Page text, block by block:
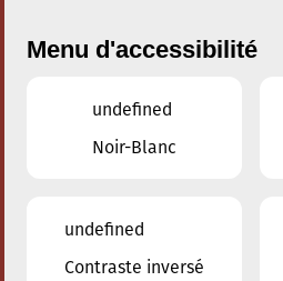
Concerts
Menu d'accessibilité
undefined
Noir-Blanc
undefined
Contraste inversé